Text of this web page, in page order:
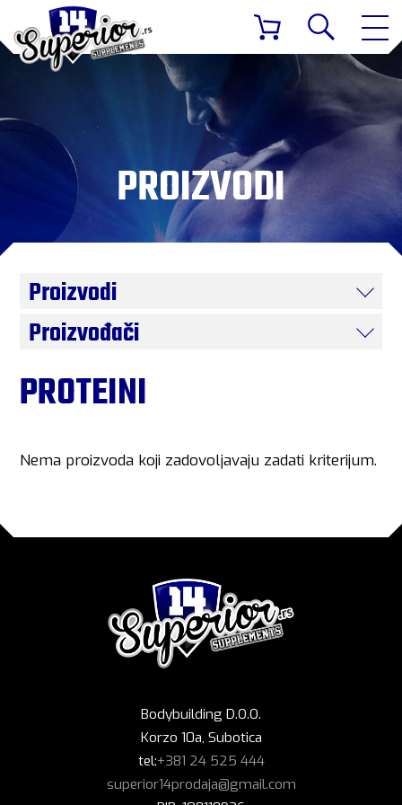
PROIZVODI
Proizvodi
Proizvođači
PROTEINI
Nema proizvoda koji zadovoljavaju zadati kriterijum.
Bodybuilding D.O.O.
Korzo 10a, Subotica
tel:+381 24 525 444
superior14prodaja@gmail.com